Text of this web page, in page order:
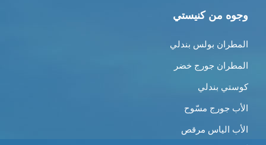
وجوه من كنيستي
المطران بولس بندلي
المطران جورج خضر
كوستي بندلي
الأب جورج مسّوح
الأب الياس مرقص